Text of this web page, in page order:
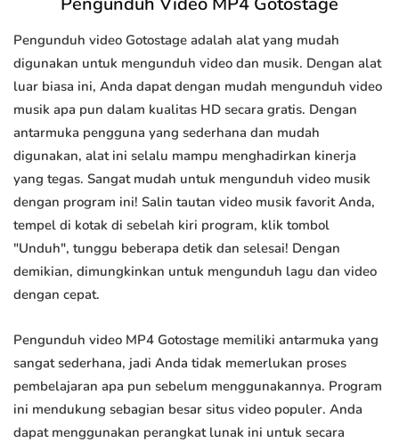
Pengunduh video Gotostage adalah alat yang mudah
digunakan untuk mengunduh video dan musik. Dengan alat
luar biasa ini, Anda dapat dengan mudah mengunduh video
musik apa pun dalam kualitas HD secara gratis. Dengan
antarmuka pengguna yang sederhana dan mudah
digunakan, alat ini selalu mampu menghadirkan kinerja
yang tegas. Sangat mudah untuk mengunduh video musik
dengan program ini! Salin tautan video musik favorit Anda,
tempel di kotak di sebelah kiri program, klik tombol
"Unduh", tunggu beberapa detik dan selesai! Dengan
demikian, dimungkinkan untuk mengunduh lagu dan video
dengan cepat.
Pengunduh video MP4 Gotostage memiliki antarmuka yang
sangat sederhana, jadi Anda tidak memerlukan proses
pembelajaran apa pun sebelum menggunakannya. Program
ini mendukung sebagian besar situs video populer. Anda
dapat menggunakan perangkat lunak ini untuk secara